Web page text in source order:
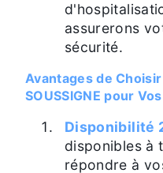
assurerons
sécurité.
Avantages de Choisir
SOUSSIGNE pour
Disponibilité
disponibles à
répondre à